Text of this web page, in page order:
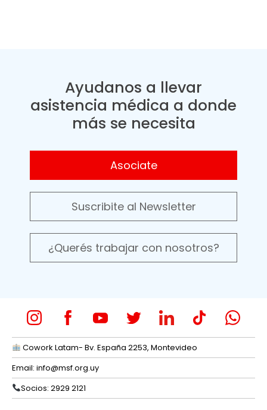
Ayudanos a llevar
asistencia médica a donde
más se necesita
Asociate
Suscribite al Newsletter
¿Querés trabajar con nosotros?
Cowork Latam- Bv. España 2253, Montevideo
Email: info@msf.org.uy
Socios: 2929 2121